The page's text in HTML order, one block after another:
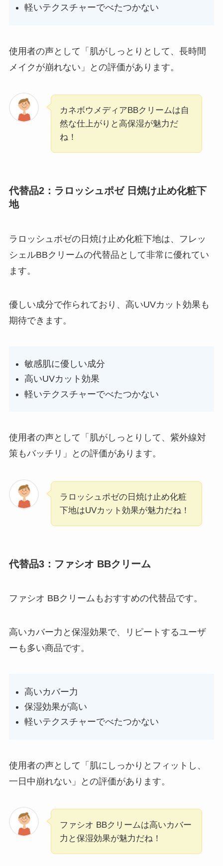
軽いテクスチャーでべたつかない
使用者の声として「肌がしっとりとして、長時間
メイクが崩れない」との評価があります。
カネボウメディアBBクリームは自
然な仕上がりと高保湿が魅力だ
ね！
代替品2：ラロッシュポゼ 日焼け止め化粧下
地
ラロッシュポゼの日焼け止め化粧下地は、フレッ
シェルBBクリームの代替品として非常に優れてい
ます。
優しい成分で作られており、高いUVカット効果も
期待できます。
敏感肌に優しい成分
高いUVカット効果
軽いテクスチャーでべたつかない
使用者の声として「肌がしっとりして、紫外線対
策もバッチリ」との評価があります。
ラロッシュポゼの日焼け止め化粧
下地はUVカット効果が魅力だね！
代替品3：ファシオ BBクリーム
ファシオ BBクリームもおすすめの代替品です。
高いカバー力と保湿効果で、リピートするユーザ
ーも多い商品です。
高いカバー力
保湿効果が高い
軽いテクスチャーでべたつかない
使用者の声として「肌にしっかりとフィットし、
一日中崩れない」との評価があります。
ファシオ BBクリームは高いカバー
力と保湿効果が魅力だね！